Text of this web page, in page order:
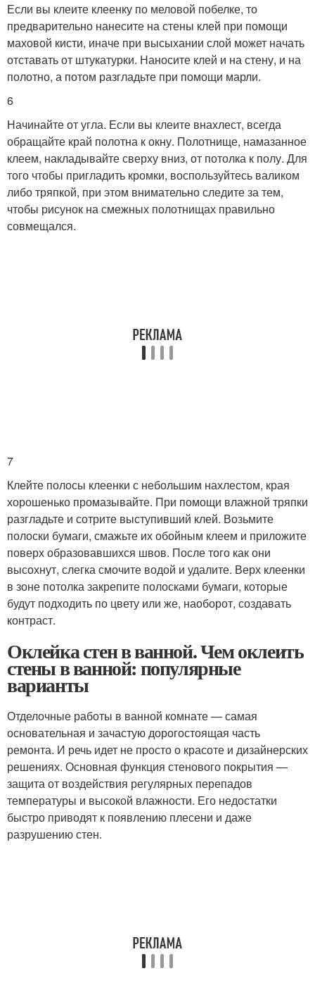
Если вы клеите клеенку по меловой побелке, то
предварительно нанесите на стены клей при помощи
маховой кисти, иначе при высыхании слой может начать
отставать от штукатурки. Наносите клей и на стену, и на
полотно, а потом разгладьте при помощи марли.
6
Начинайте от угла. Если вы клеите внахлест, всегда
обращайте край полотна к окну. Полотнище, намазанное
клеем, накладывайте сверху вниз, от потолка к полу. Для
того чтобы пригладить кромки, воспользуйтесь валиком
либо тряпкой, при этом внимательно следите за тем,
чтобы рисунок на смежных полотнищах правильно
совмещался.
7
Клейте полосы клеенки с небольшим нахлестом, края
хорошенько промазывайте. При помощи влажной тряпки
разгладьте и сотрите выступивший клей. Возьмите
полоски бумаги, смажьте их обойным клеем и приложите
поверх образовавшихся швов. После того как они
высохнут, слегка смочите водой и удалите. Верх клеенки
в зоне потолка закрепите полосками бумаги, которые
будут подходить по цвету или же, наоборот, создавать
контраст.
Оклейка стен в ванной. Чем оклеить
стены в ванной: популярные
варианты
Отделочные работы в ванной комнате — самая
основательная и зачастую дорогостоящая часть
ремонта. И речь идет не просто о красоте и дизайнерских
решениях. Основная функция стенового покрытия —
защита от воздействия регулярных перепадов
температуры и высокой влажности. Его недостатки
быстро приводят к появлению плесени и даже
разрушению стен.